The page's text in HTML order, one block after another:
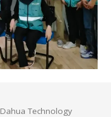
Dahua Technology